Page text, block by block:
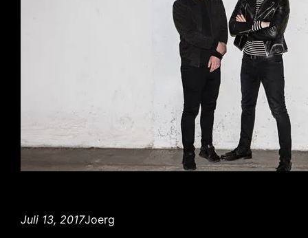
Juli 13, 2017Joerg